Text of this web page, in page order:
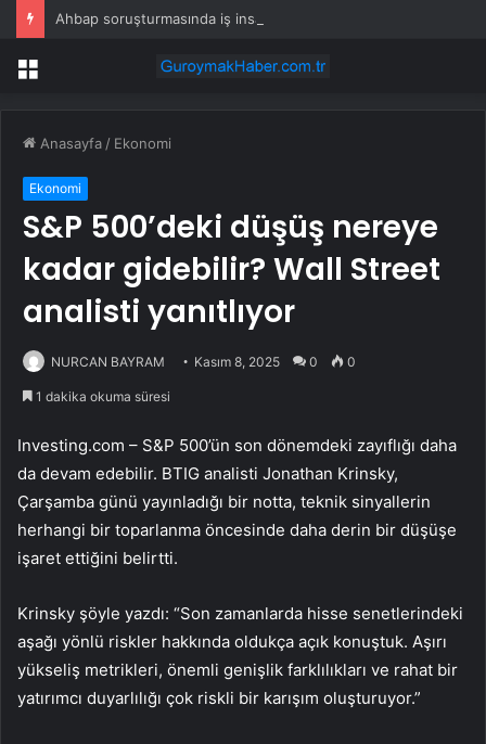
Menü
Anasayfa / Ekonomi
Ekonomi
S&P 500’deki düşüş nereye
kadar gidebilir? Wall Street
analisti yanıtlıyor
NURCAN BAYRAM Kasım 8, 2025 0 0
1 dakika okuma süresi
Investing.com – S&P 500’ün son dönemdeki zayıflığı daha
da devam edebilir. BTIG analisti Jonathan Krinsky,
Çarşamba günü yayınladığı bir notta, teknik sinyallerin
herhangi bir toparlanma öncesinde daha derin bir düşüşe
işaret ettiğini belirtti.
Krinsky şöyle yazdı: “Son zamanlarda hisse senetlerindeki
aşağı yönlü riskler hakkında oldukça açık konuştuk. Aşırı
yükseliş metrikleri, önemli genişlik farklılıkları ve rahat bir
yatırımcı duyarlılığı çok riskli bir karışım oluşturuyor.”